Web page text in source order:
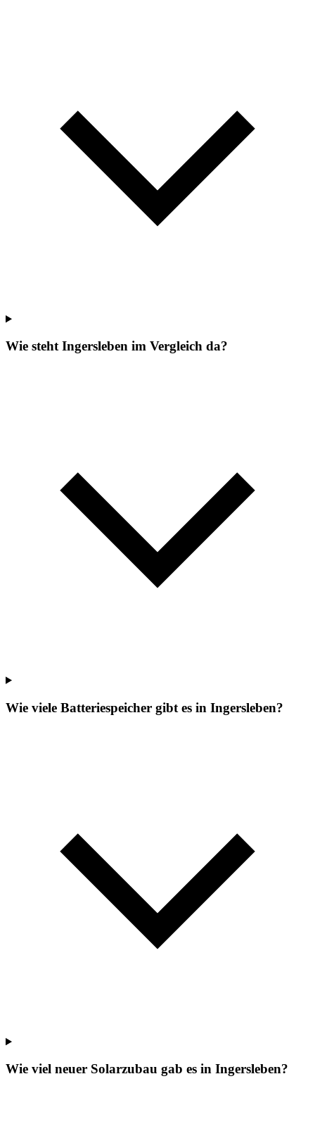
Wie steht Ingersleben im Vergleich da?
Wie viele Batteriespeicher gibt es in Ingersleben?
Wie viel neuer Solarzubau gab es in Ingersleben?